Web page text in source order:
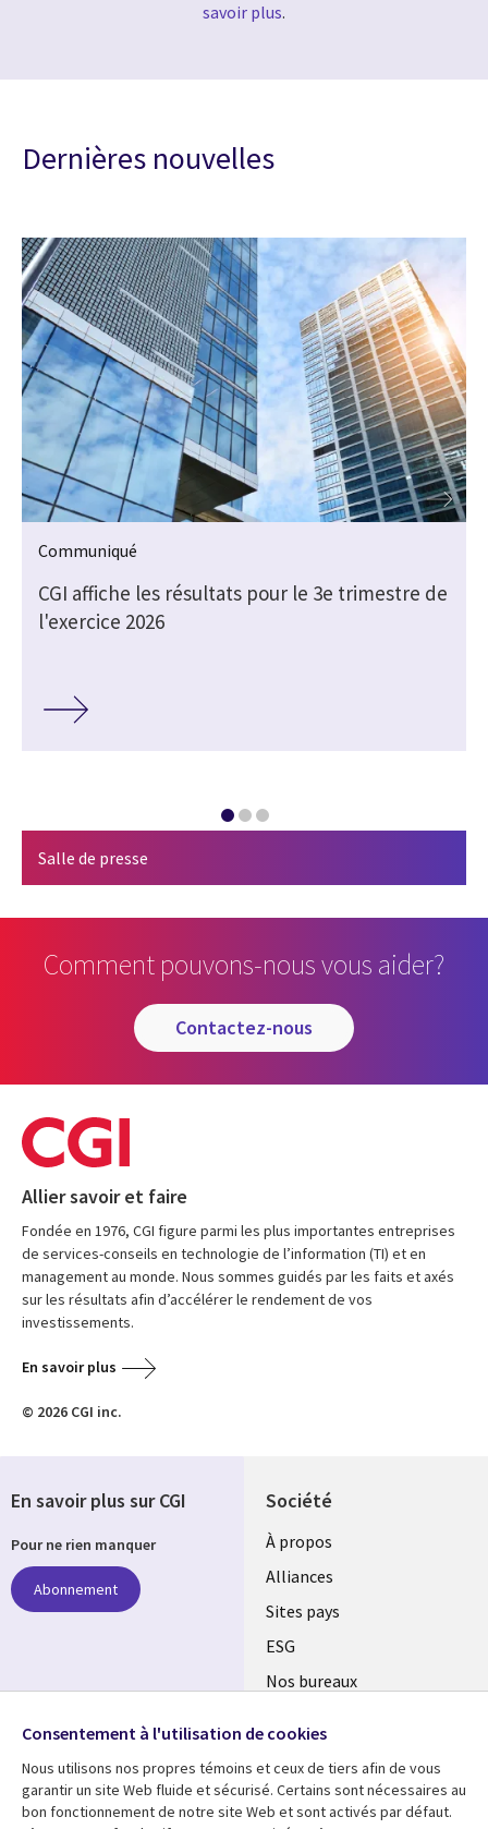
savoir plus.
Dernières nouvelles
Communiqué
CGI affiche les résultats pour le 3e trimestre de
l'exercice 2026
Salle de presse
Comment pouvons-nous vous aider?
contactez-nous
Allier savoir et faire
Fondée en 1976, CGI figure parmi les plus importantes entreprises
de services-conseils en technologie de l’information (TI) et en
management au monde. Nous sommes guidés par les faits et axés
sur les résultats afin d’accélérer le rendement de vos
investissements.
En savoir plus
© 2026 CGI inc.
Société
À propos
Alliances
Sites pays
ESG
Nos bureaux
En savoir plus sur CGI
Pour ne rien manquer
Abonnement
Media
Global
FR
Consentement à l'utilisation de cookies
Nous utilisons nos propres témoins et ceux de tiers afin de vous
garantir un site Web fluide et sécurisé. Certains sont nécessaires au
bon fonctionnement de notre site Web et sont activés par défaut.